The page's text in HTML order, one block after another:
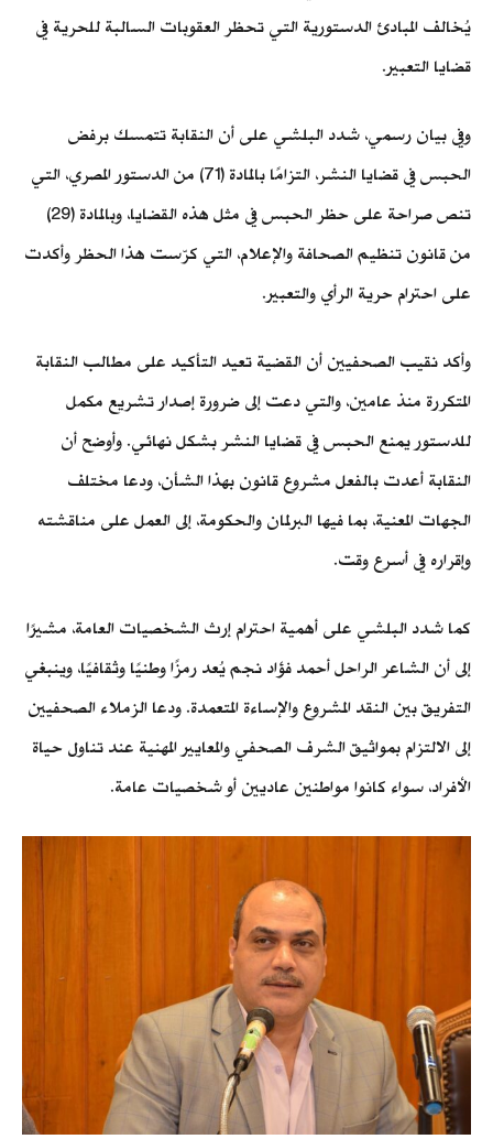
يُخالف المبادئ الدستورية التي تحظر العقوبات السالبة للحرية في
قضايا التعبير.
وفي بيان رسمي، شدد البلشي على أن النقابة تتمسك برفض
الحبس في قضايا النشر، التزامًا بالمادة (71) من الدستور المصري، التي
تنص صراحة على حظر الحبس في مثل هذه القضايا، وبالمادة (29)
من قانون تنظيم الصحافة والإعلام، التي كرّست هذا الحظر وأكدت
على احترام حرية الرأي والتعبير.
وأكد نقيب الصحفيين أن القضية تعيد التأكيد على مطالب النقابة
المتكررة منذ عامين، والتي دعت إلى ضرورة إصدار تشريع مكمل
للدستور يمنع الحبس في قضايا النشر بشكل نهائي. وأوضح أن
النقابة أعدت بالفعل مشروع قانون بهذا الشأن، ودعا مختلف
الجهات المعنية، بما فيها البرلمان والحكومة، إلى العمل على مناقشته
وإقراره في أسرع وقت.
كما شدد البلشي على أهمية احترام إرث الشخصيات العامة، مشيرًا
إلى أن الشاعر الراحل أحمد فؤاد نجم يُعد رمزًا وطنيًا وثقافيًا، وينبغي
التفريق بين النقد المشروع والإساءة المتعمدة. ودعا الزملاء الصحفيين
إلى الالتزام بمواثيق الشرف الصحفي والمعايير المهنية عند تناول حياة
الأفراد، سواء كانوا مواطنين عاديين أو شخصيات عامة.